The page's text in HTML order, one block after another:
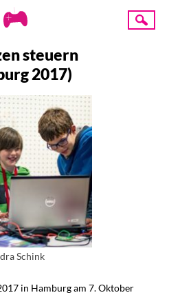
Creative
UNS
TERMINE
PRESSE
Suche
steuern
2017)
Schink
in Hamburg am 7. Oktober